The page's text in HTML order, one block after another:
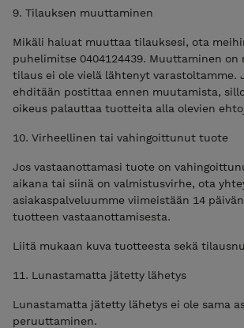
9. Tilauksen muuttaminen
Mikäli haluat muuttaa tilauksesi, ota
puhelimitse 0404124439. Muuttaminen
tilaus ei ole vielä lähtenyt varastoltamme.
ehditään postittaa ennen muutamista,
oikeus palauttaa tuotteita alla olevien
10. Virheellinen tai vahingoittunut tuote
Jos vastaanottamasi tuote on
aikana tai siinä on valmistusvirhe, ota
asiakaspalveluumme viimeistään 14
tuotteen vastaanottamisesta.
Liitä mukaan kuva tuotteesta sekä
11. Lunastamatta jätetty lähetys
Lunastamatta jätetty lähetys ei ole sama
peruuttaminen.